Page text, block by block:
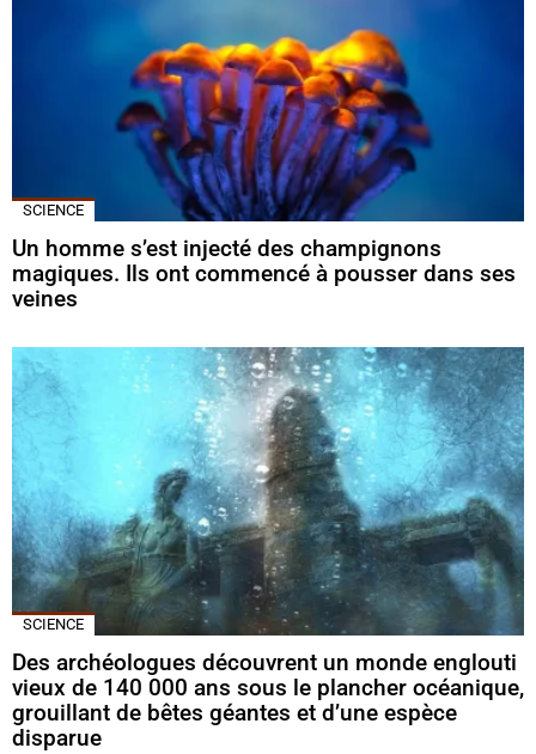
SCIENCE
Un homme s’est injecté des champignons
magiques. Ils ont commencé à pousser dans ses
veines
SCIENCE
Des archéologues découvrent un monde englouti
vieux de 140 000 ans sous le plancher océanique,
grouillant de bêtes géantes et d’une espèce
disparue